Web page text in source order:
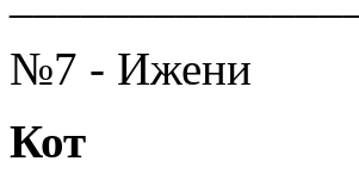
№7 - Ижени
Кот